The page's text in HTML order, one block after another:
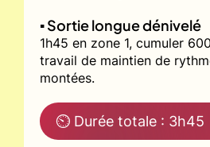
▪️ Sortie longue dénivelé
1h45 en zone 1, cumuler
travail de maintien de
montées.
⏲ Durée totale : 3h45